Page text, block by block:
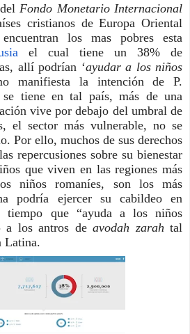
Fondo Monetario Internacional
cristianos de Europa Oriental
los mas pobres esta
el cual tiene un 38% de
allí podrían ‘ayudar a los niños
manifiesta la intención de P.
se tiene en tal país, más de una
vive por debajo del umbral de
el sector más vulnerable, no se
Por ello, muchos de sus derechos
repercusiones sobre su bienestar
que viven en las regiones más
niños romaníes, son los más
podría ejercer su cabildeo en
tiempo que “ayuda a los niños
a los antros de avodah zarah tal
Latina.